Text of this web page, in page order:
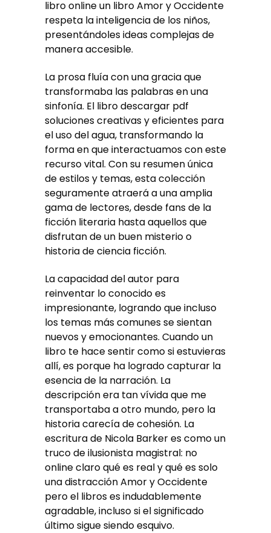
libro online​ un libro Amor y Occidente
respeta la inteligencia de los niños,
presentándoles ideas complejas de
manera accesible.
La prosa fluía con una gracia que
transformaba las palabras en una
sinfonía. El libro descargar pdf
soluciones creativas y eficientes para
el uso del agua, transformando la
forma en que interactuamos con este
recurso vital. Con su resumen única
de estilos y temas, esta colección
seguramente atraerá a una amplia
gama de lectores, desde fans de la
ficción literaria hasta aquellos que
disfrutan de un buen misterio o
historia de ciencia ficción.
La capacidad del autor para
reinventar lo conocido es
impresionante, logrando que incluso
los temas más comunes se sientan
nuevos y emocionantes. Cuando un
libro te hace sentir como si estuvieras
allí, es porque ha logrado capturar la
esencia de la narración. La
descripción era tan vívida que me
transportaba a otro mundo, pero la
historia carecía de cohesión. La
escritura de Nicola Barker es como un
truco de ilusionista magistral: no
online claro qué es real y qué es solo
una distracción Amor y Occidente
pero el libros es indudablemente
agradable, incluso si el significado
último sigue siendo esquivo.